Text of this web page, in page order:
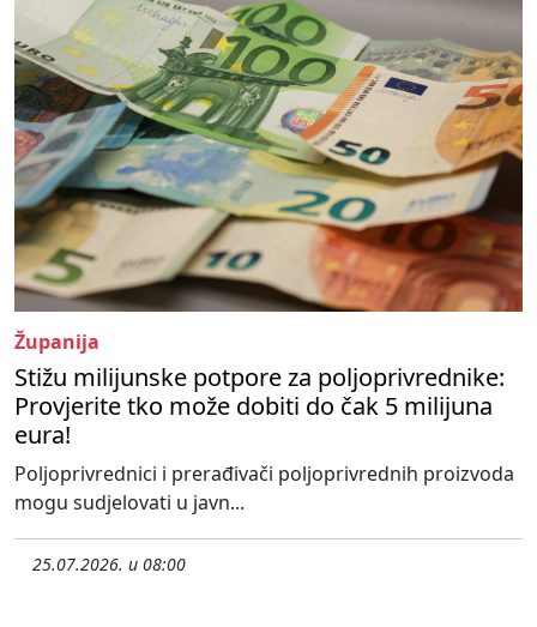
Županija
Stižu milijunske potpore za poljoprivrednike:
Provjerite tko može dobiti do čak 5 milijuna
eura!
Poljoprivrednici i prerađivači poljoprivrednih proizvoda
mogu sudjelovati u javn...
25.07.2026. u 08:00